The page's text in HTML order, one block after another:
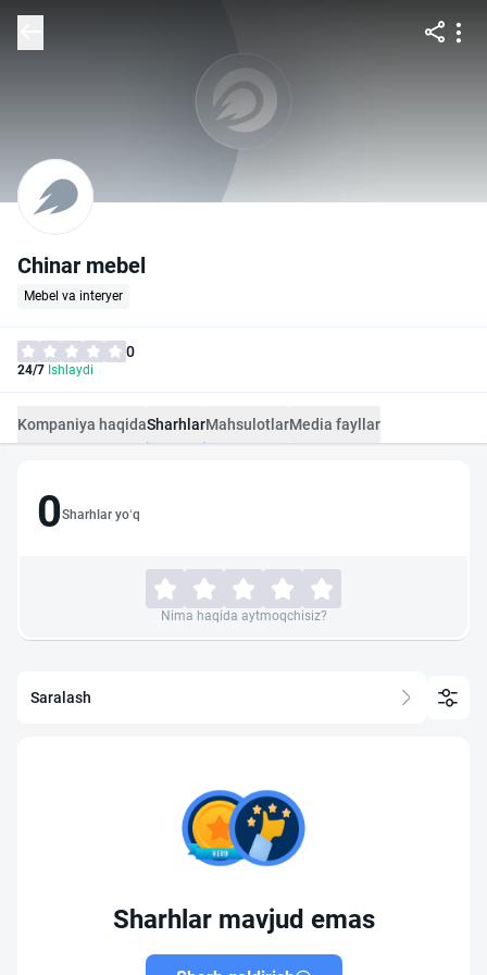
Chinar mebel
Mebel va interyer
0
24/7 Ishlaydi
Kompaniya haqidaSharhlarMahsulotlarMedia fayllar
0Sharhlar yo‘q
Nima haqida aytmoqchisiz?
Saralash
Sharhlar mavjud emas